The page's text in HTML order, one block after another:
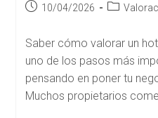
Publicación
entrada:
10/04/2026
Categoría
entrada:
Saber cómo valorar un
uno de los pasos más
pensando en poner tu
Muchos propietarios